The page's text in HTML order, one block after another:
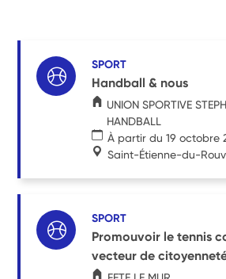
SPORT
Handball & nous
UNION SPORTIVE
HANDBALL
À partir du 19 octobre
Saint-Étienne-du-
SPORT
Promouvoir le tennis
vecteur de